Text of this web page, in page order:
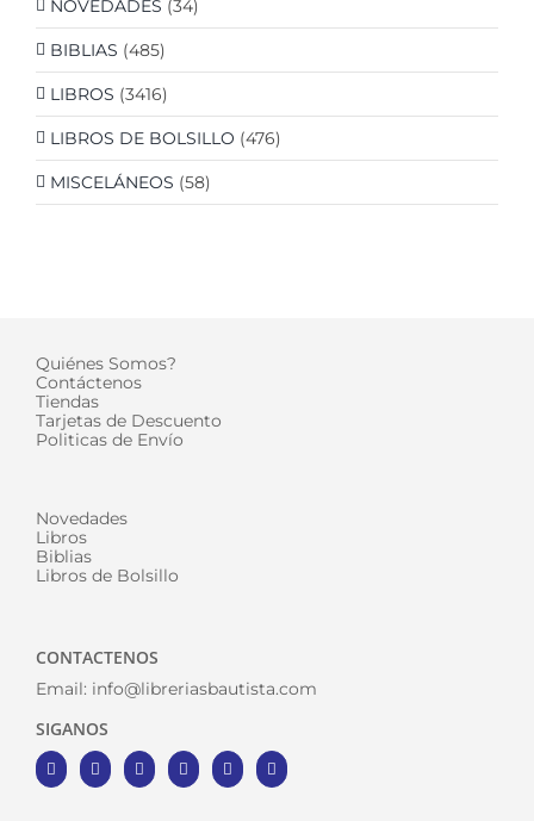
NOVEDADES (34)
BIBLIAS (485)
LIBROS (3416)
LIBROS DE BOLSILLO (476)
MISCELÁNEOS (58)
Quiénes Somos?
Contáctenos
Tiendas
Tarjetas de Descuento
Politicas de Envío
Novedades
Libros
Biblias
Libros de Bolsillo
CONTACTENOS
Email: info@libreriasbautista.com
SIGANOS